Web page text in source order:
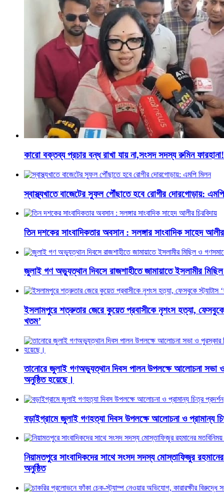
কারো বক্তব্য প্রচার বন্ধ রাখা যায় না,সংসদ সদস্য রুমিন ফারহানা!
স্বাস্থ্যখাতে বাজেটের সুফল পৌঁছাতে হবে রোগীর দোরগোড়ায়:
তিন দশকের সাংবাদিকতার অবসান : সলঙ্গার সাংবাদিক সাহেদ আলীর
জুলাই গণ অভ্যুত্থান দিবসে রাজশাহীতে জামায়াতে ইসলামীর
ইসলামপুরে শত্রুতার জেরে কুয়েত প্রবাসীকে নৃশংস হত্যা,
খতম’
তানোরে জুলাই গণঅভ্যুত্থান দিবস পালন উপলক্ষে আলোচনা সভা
অনুষ্ঠিত হয়েছে।
বড়াইগ্রামে জুলাই গণহত্যা দিবস উপলক্ষে আলোচনা ও প্রামান্য
নিয়ামতপুরে সাংবাদিকদের সাথে সংসদ সদস্য মোস্তাফিজুর
অনুষ্ঠিত